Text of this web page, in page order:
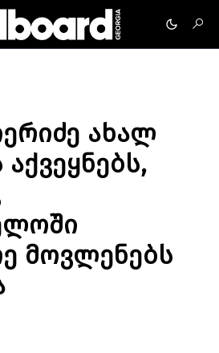
ახალ
მოვლენებს